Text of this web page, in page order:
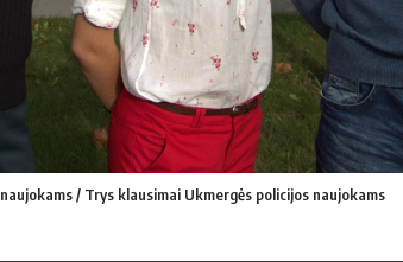
/ Trys klausimai Ukmergės policijos naujokams